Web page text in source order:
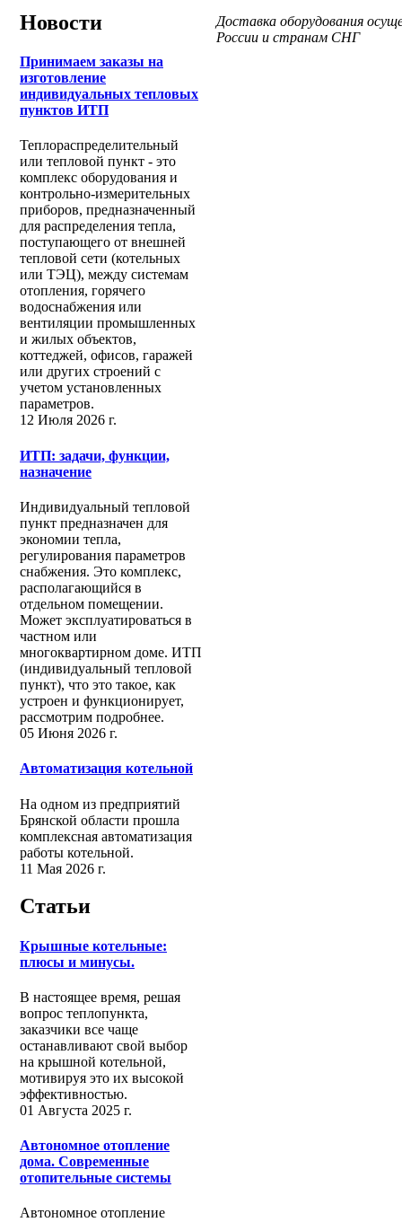
Новости
Принимаем заказы на
изготовление
индивидуальных тепловых
пунктов ИТП
Теплораспределительный
или тепловой пункт - это
комплекс оборудования и
контрольно-измерительных
приборов, предназначенный
для распределения тепла,
поступающего от внешней
тепловой сети (котельных
или ТЭЦ), между системам
отопления, горячего
водоснабжения или
вентиляции промышленных
и жилых объектов,
коттеджей, офисов, гаражей
или других строений с
учетом установленных
параметров.
12 Июля 2026 г.
ИТП: задачи, функции,
назначение
Индивидуальный тепловой
пункт предназначен для
экономии тепла,
регулирования параметров
снабжения. Это комплекс,
располагающийся в
отдельном помещении.
Может эксплуатироваться в
частном или
многоквартирном доме. ИТП
(индивидуальный тепловой
пункт), что это такое, как
устроен и функционирует,
рассмотрим подробнее.
05 Июня 2026 г.
Автоматизация котельной
На одном из предприятий
Брянской области прошла
комплексная автоматизация
работы котельной.
11 Мая 2026 г.
Статьи
Крышные котельные:
плюсы и минусы.
В настоящее время, решая
вопрос теплопункта,
заказчики все чаще
останавливают свой выбор
на крышной котельной,
мотивируя это их высокой
эффективностью.
01 Августа 2025 г.
Автономное отопление
дома. Современные
отопительные системы
Автономное отопление
Доставка оборудования
России и странам СНГ